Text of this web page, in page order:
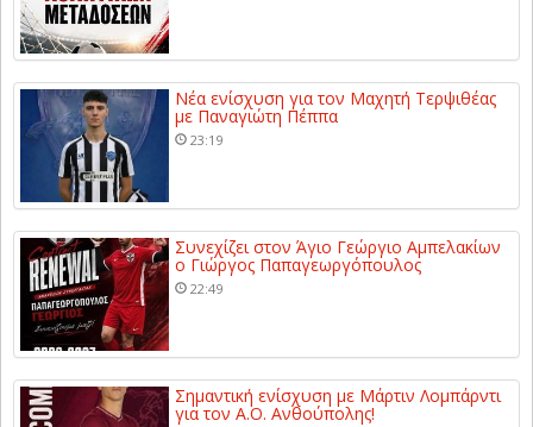
Νέα ενίσχυση για τον Μαχητή Τερψιθέας
με Παναγιώτη Πέππα
23:19
Συνεχίζει στον Άγιο Γεώργιο Αμπελακίων
ο Γιώργος Παπαγεωργόπουλος
22:49
Σημαντική ενίσχυση με Μάρτιν Λομπάρντι
για τον Α.Ο. Ανθούπολης!